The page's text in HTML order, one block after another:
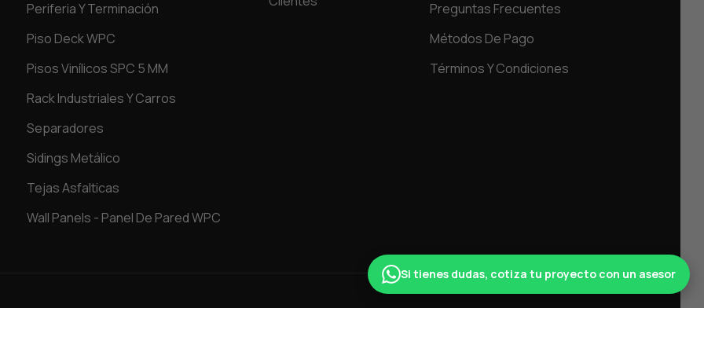
Periferia Y Terminación
Piso Deck WPC
Pisos Vinílicos SPC 5 MM
Rack Industriales Y Carros
Separadores
Sidings Metálico
Tejas Asfalticas
Wall Panels - Panel De Pared WPC
Preguntas Frecuentes
Métodos De Pago
Términos Y Condiciones
Si tienes dudas, cotiza tu proyecto con un asesor